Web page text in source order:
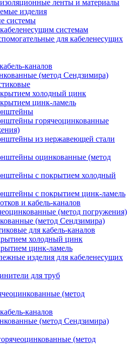
ленты и материалы
изделия
системы
системам
для кабеленесущих
каналов
(метод Сендзимира)
холодный цинк
цинк-ламель
горячеоцинкованные
из нержавеющей стали
оцинкованные (метод
с покрытием холодный
с покрытием цинк-ламель
и кабель-каналов
(метод погружения)
(метод Сендзимира)
для кабель-каналов
холодный цинк
цинк-ламель
изделия для кабеленесущих
для труб
(метод
каналов
(метод Сендзимира)
(метод